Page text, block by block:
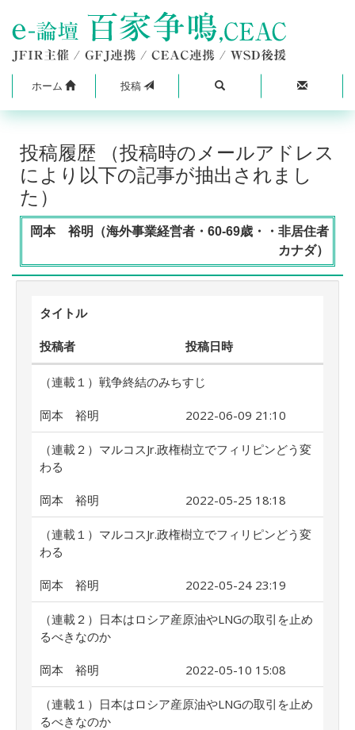
ホーム 投稿
投稿履歴 （投稿時のメールアドレス
により以下の記事が抽出されまし
た）
岡本 裕明（海外事業経営者・60-69歳・・非居住者
カナダ）
タイトル
投稿者 投稿日時
（連載１）戦争終結のみちすじ
岡本 裕明 2022-06-09 21:10
（連載２）マルコスJr.政権樹立でフィリピンどう変
わる
岡本 裕明 2022-05-25 18:18
（連載１）マルコスJr.政権樹立でフィリピンどう変
わる
岡本 裕明 2022-05-24 23:19
（連載２）日本はロシア産原油やLNGの取引を止め
るべきなのか
岡本 裕明 2022-05-10 15:08
（連載１）日本はロシア産原油やLNGの取引を止め
るべきなのか